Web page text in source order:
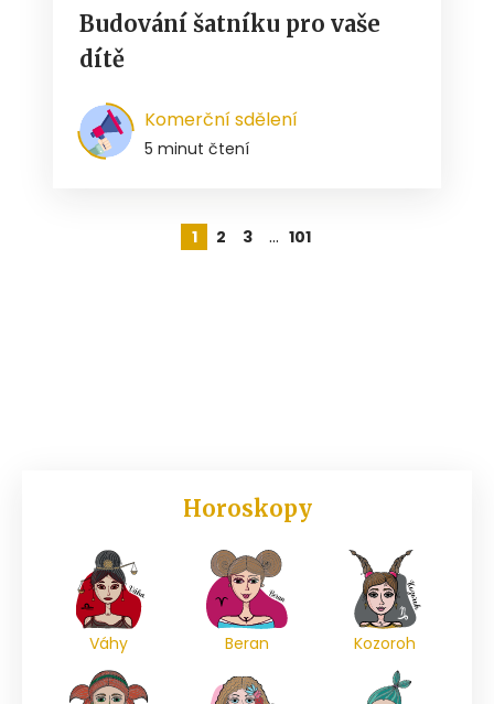
Budování šatníku pro vaše
dítě
Komerční sdělení
5 minut čtení
1 2 3 … 101
Horoskopy
Váhy Beran Kozoroh